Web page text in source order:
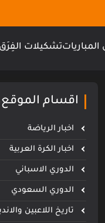
تشكيلات الفِرَق
اقسام الموقع
اخبار الرياضة
اخبار الكرة العربية
الدوري الاسباني
الدوري السعودي
تاريخ اللاعبين